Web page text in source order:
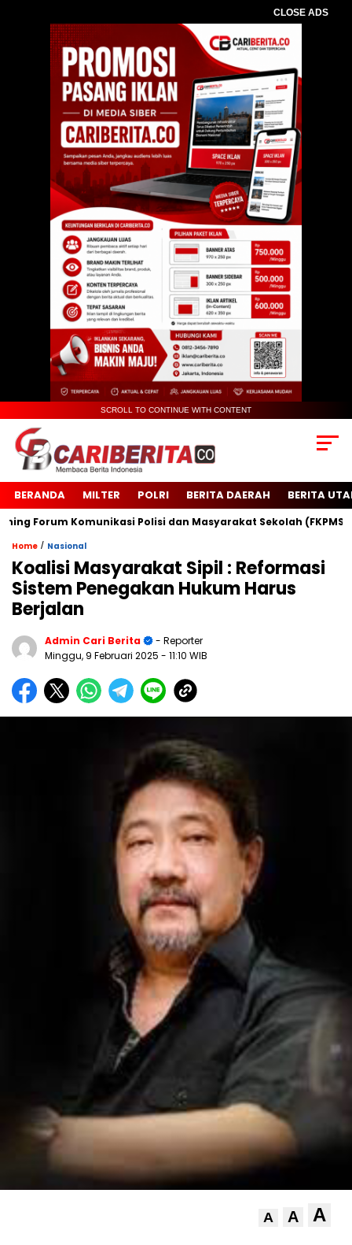
CLOSE ADS
SCROLL TO CONTINUE WITH CONTENT
BERANDA MILTER POLRI BERITA DAERAH BERITA
Komunikasi Polisi dan Masyarakat Sekolah (FKPMS) Ini
Home / Nasional
Koalisi Masyarakat Sipil : Reformasi
Sistem Penegakan Hukum Harus
Berjalan
Admin Cari Berita
- Reporter
Minggu, 9 Februari 2025 - 11:10 WIB
A A A